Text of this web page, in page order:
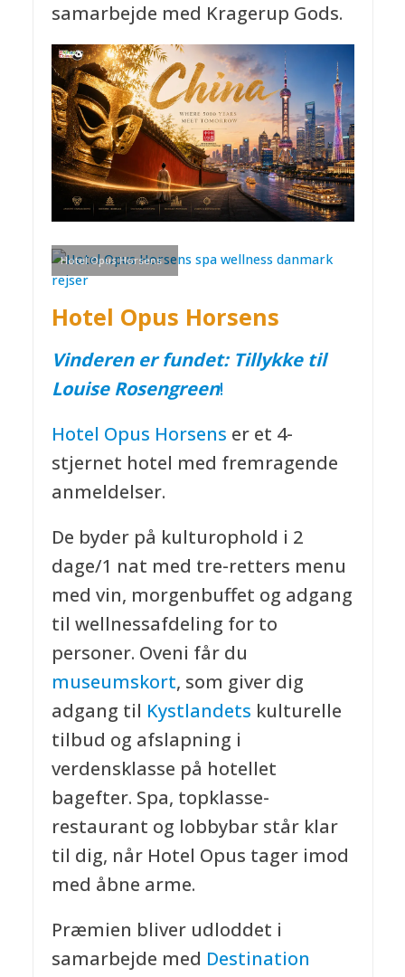
samarbejde med Kragerup Gods.
Hotel Opus Horsens
Hotel Opus Horsens
Vinderen er fundet: Tillykke til
Louise Rosengreen!
Hotel Opus Horsens er et 4-
stjernet hotel med fremragende
anmeldelser.
De byder på kulturophold i 2
dage/1 nat med tre-retters menu
med vin, morgenbuffet og adgang
til wellnessafdeling for to
personer. Oveni får du
museumskort, som giver dig
adgang til Kystlandets kulturelle
tilbud og afslapning i
verdensklasse på hotellet
bagefter. Spa, topklasse-
restaurant og lobbybar står klar
til dig, når Hotel Opus tager imod
med åbne arme.
Præmien bliver udloddet i
samarbejde med Destination